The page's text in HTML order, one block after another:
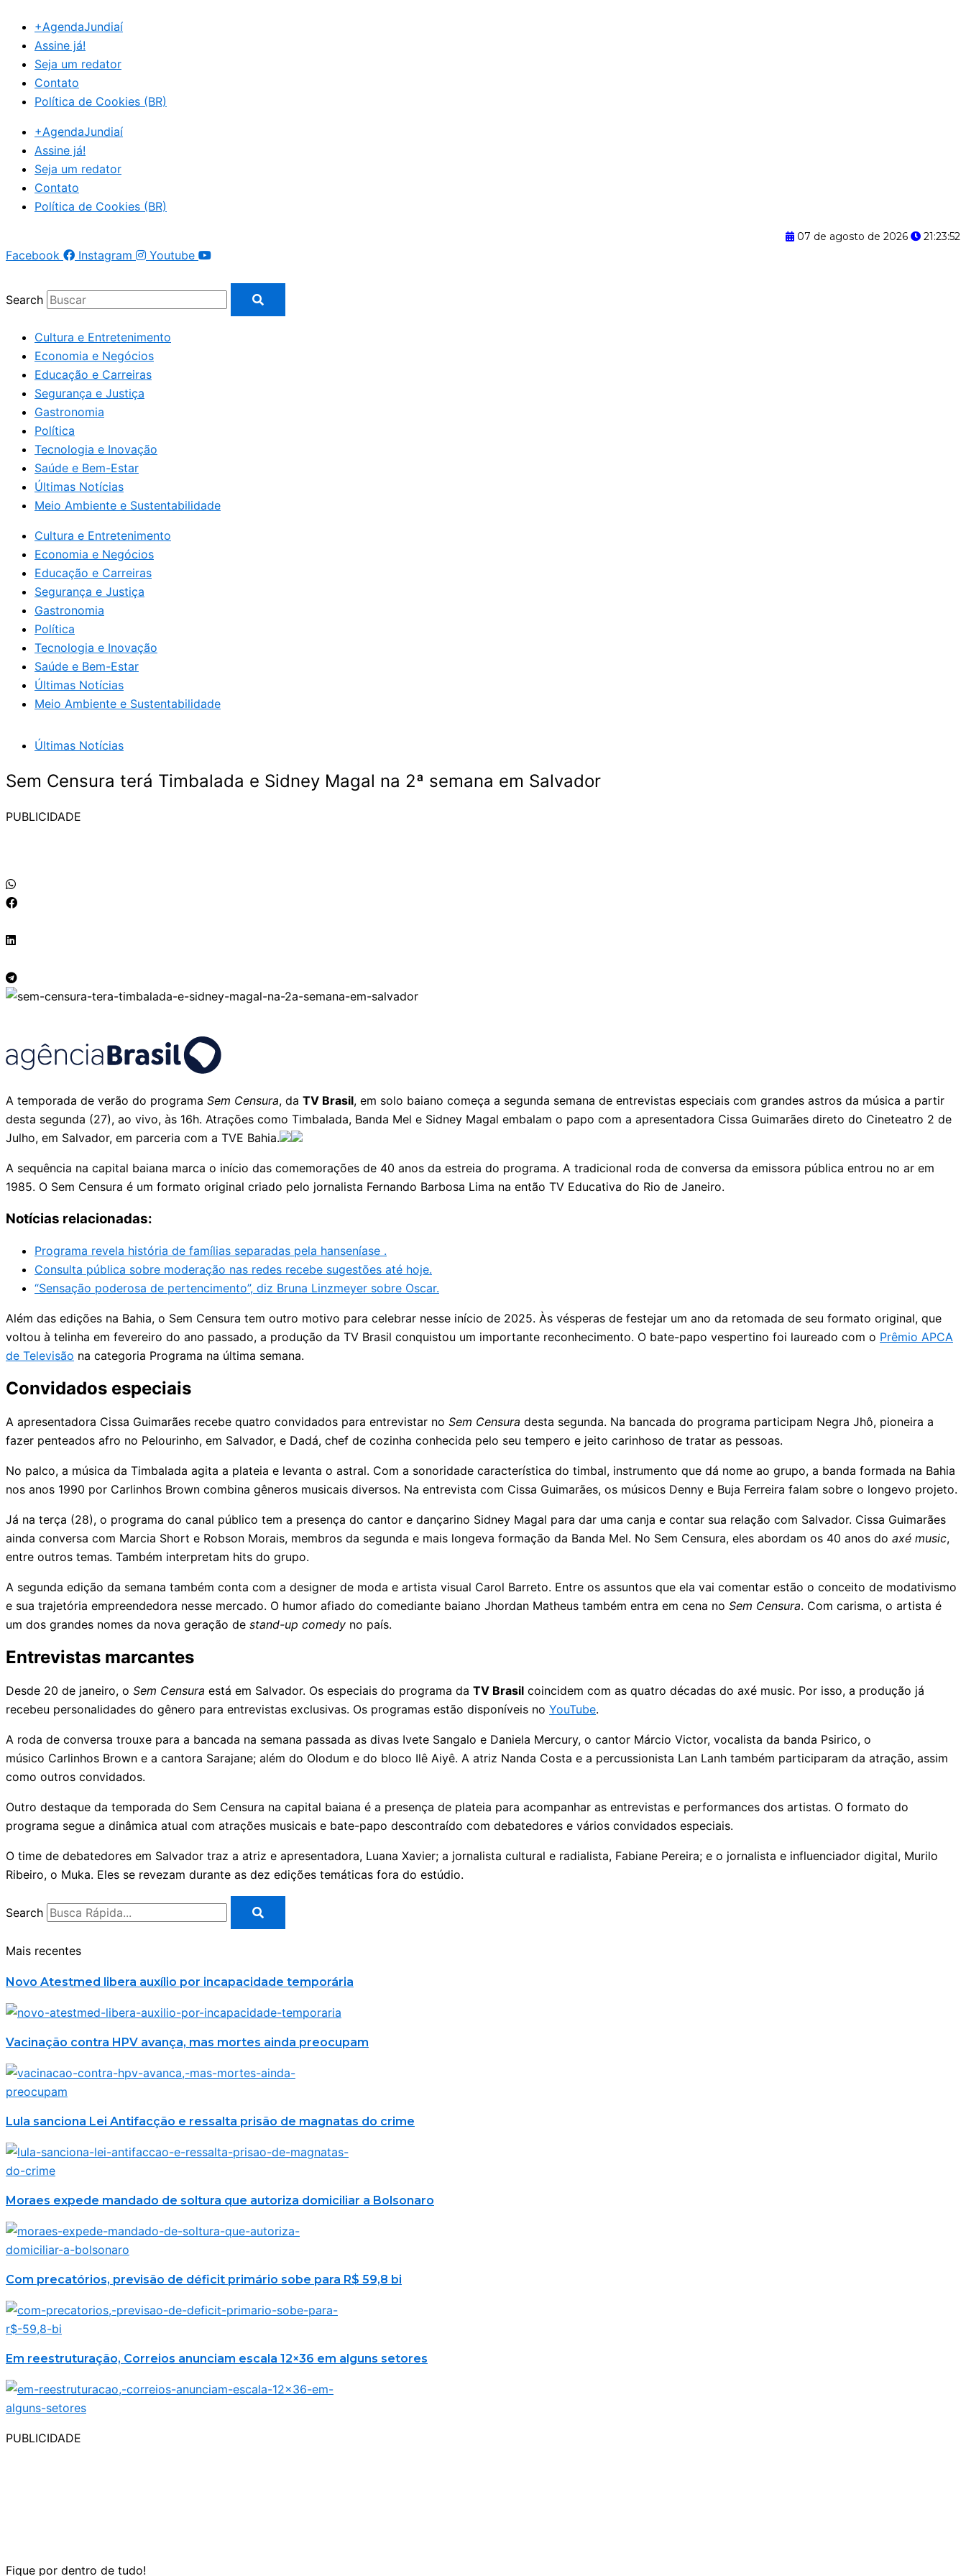
para
conteúdo
+AgendaJundiaí
Assine já!
Seja um redator
Contato
Política de Cookies (BR)
+AgendaJundiaí
Assine já!
Seja um redator
Contato
Política de Cookies (BR)
07 de agosto de 2026 21:23:53
Facebook Instagram Youtube
Search
Cultura e Entretenimento
Economia e Negócios
Educação e Carreiras
Segurança e Justiça
Gastronomia
Política
Tecnologia e Inovação
Saúde e Bem-Estar
Últimas Notícias
Meio Ambiente e Sustentabilidade
Cultura e Entretenimento
Economia e Negócios
Educação e Carreiras
Segurança e Justiça
Gastronomia
Política
Tecnologia e Inovação
Saúde e Bem-Estar
Últimas Notícias
Meio Ambiente e Sustentabilidade
Últimas Notícias
Sem Censura terá Timbalada e Sidney Magal na 2ª semana em Salvador
PUBLICIDADE
A temporada de verão do programa Sem Censura, da TV Brasil, em solo baiano começa a segunda semana de entrevistas especiais com grandes astros da música a partir
desta segunda (27), ao vivo, às 16h. Atrações como Timbalada, Banda Mel e Sidney Magal embalam o papo com a apresentadora Cissa Guimarães direto do Cineteatro 2 de
Julho, em Salvador, em parceria com a TVE Bahia.
A sequência na capital baiana marca o início das comemorações de 40 anos da estreia do programa. A tradicional roda de conversa da emissora pública entrou no ar em
1985. O Sem Censura é um formato original criado pelo jornalista Fernando Barbosa Lima na então TV Educativa do Rio de Janeiro.
Notícias relacionadas:
Programa revela história de famílias separadas pela hanseníase .
Consulta pública sobre moderação nas redes recebe sugestões até hoje.
“Sensação poderosa de pertencimento”, diz Bruna Linzmeyer sobre Oscar.
Além das edições na Bahia, o Sem Censura tem outro motivo para celebrar nesse início de 2025. Às vésperas de festejar um ano da retomada de seu formato original, que
voltou à telinha em fevereiro do ano passado, a produção da TV Brasil conquistou um importante reconhecimento. O bate-papo vespertino foi laureado com o Prêmio APCA
de Televisão na categoria Programa na última semana.
Convidados especiais
A apresentadora Cissa Guimarães recebe quatro convidados para entrevistar no Sem Censura desta segunda. Na bancada do programa participam Negra Jhô, pioneira a
fazer penteados afro no Pelourinho, em Salvador, e Dadá, chef de cozinha conhecida pelo seu tempero e jeito carinhoso de tratar as pessoas.
No palco, a música da Timbalada agita a plateia e levanta o astral. Com a sonoridade característica do timbal, instrumento que dá nome ao grupo, a banda formada na Bahia
nos anos 1990 por Carlinhos Brown combina gêneros musicais diversos. Na entrevista com Cissa Guimarães, os músicos Denny e Buja Ferreira falam sobre o longevo projeto.
Já na terça (28), o programa do canal público tem a presença do cantor e dançarino Sidney Magal para dar uma canja e contar sua relação com Salvador. Cissa Guimarães
ainda conversa com Marcia Short e Robson Morais, membros da segunda e mais longeva formação da Banda Mel. No Sem Censura, eles abordam os 40 anos do axé music,
entre outros temas. Também interpretam hits do grupo.
A segunda edição da semana também conta com a designer de moda e artista visual Carol Barreto. Entre os assuntos que ela vai comentar estão o conceito de modativismo
e sua trajetória empreendedora nesse mercado. O humor afiado do comediante baiano Jhordan Matheus também entra em cena no Sem Censura. Com carisma, o artista é
um dos grandes nomes da nova geração de stand-up comedy no país.
Entrevistas marcantes
Desde 20 de janeiro, o Sem Censura está em Salvador. Os especiais do programa da TV Brasil coincidem com as quatro décadas do axé music. Por isso, a produção já
recebeu personalidades do gênero para entrevistas exclusivas. Os programas estão disponíveis no YouTube.
A roda de conversa trouxe para a bancada na semana passada as divas Ivete Sangalo e Daniela Mercury, o cantor Márcio Victor, vocalista da banda Psirico, o
músico Carlinhos Brown e a cantora Sarajane; além do Olodum e do bloco Ilê Aiyê. A atriz Nanda Costa e a percussionista Lan Lanh também participaram da atração, assim
como outros convidados.
Outro destaque da temporada do Sem Censura na capital baiana é a presença de plateia para acompanhar as entrevistas e performances dos artistas. O formato do
programa segue a dinâmica atual com atrações musicais e bate-papo descontraído com debatedores e vários convidados especiais.
O time de debatedores em Salvador traz a atriz e apresentadora, Luana Xavier; a jornalista cultural e radialista, Fabiane Pereira; e o jornalista e influenciador digital, Murilo
Ribeiro, o Muka. Eles se revezam durante as dez edições temáticas fora do estúdio.
Search
Mais recentes
Novo Atestmed libera auxílio por incapacidade temporária
Vacinação contra HPV avança, mas mortes ainda preocupam
Lula sanciona Lei Antifacção e ressalta prisão de magnatas do crime
Moraes expede mandado de soltura que autoriza domiciliar a Bolsonaro
Com precatórios, previsão de déficit primário sobe para R$ 59,8 bi
Em reestruturação, Correios anunciam escala 12×36 em alguns setores
PUBLICIDADE
Fique por dentro de tudo!